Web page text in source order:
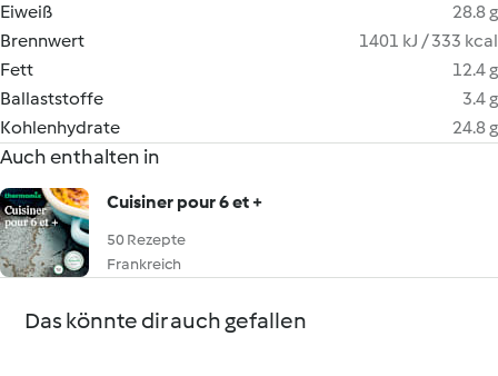
Eiweiß
28.8 g
Brennwert
1401 kJ / 333 kcal
Fett
12.4 g
Ballaststoffe
3.4 g
Kohlenhydrate
24.8 g
Auch enthalten in
Cuisiner pour 6 et +
50 Rezepte
Frankreich
Das könnte dir auch gefallen